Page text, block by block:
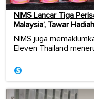
NIMS Lancar Tiga
Malaysia’, Tawar
NIMS juga
Eleven Thailand